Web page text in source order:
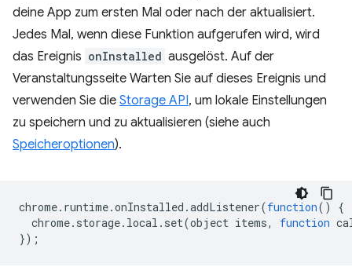
deine App zum ersten Mal oder nach der aktualisiert.
Jedes Mal, wenn diese Funktion aufgerufen wird, wird
das Ereignis onInstalled ausgelöst. Auf der
Veranstaltungsseite Warten Sie auf dieses Ereignis und
verwenden Sie die Storage API, um lokale Einstellungen
zu speichern und zu aktualisieren (siehe auch
Speicheroptionen).
chrome. runtime.onInstalled .addListener(function()
{
chrome. storage. local . set(object items, function
});